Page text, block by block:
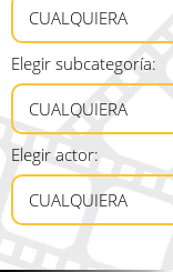
Elegir subcategoría:
Elegir actor: